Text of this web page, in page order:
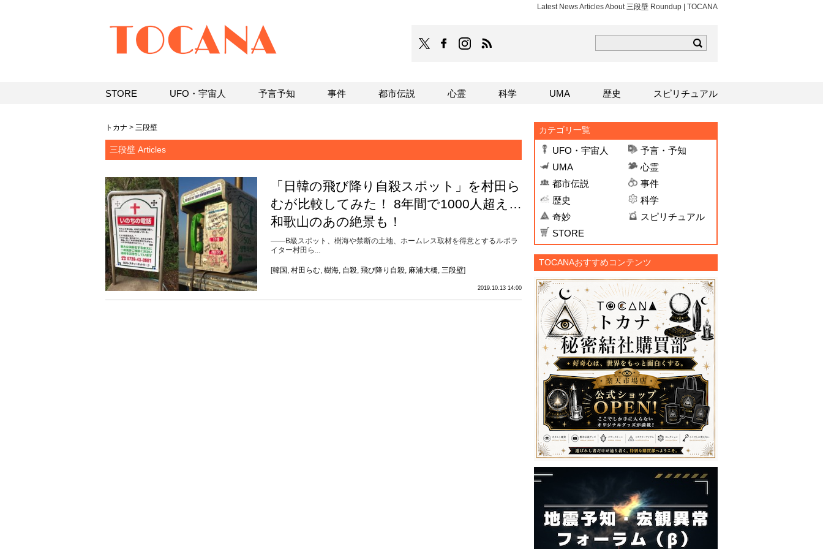
Latest News Articles About 三段壁 Roundup | TOCANA
TOCANAのFacebookはこちら
TOCANAのinstagramはこちら
トカナ > 三段壁
三段壁 Articles
「日韓の飛び降り自殺スポット」を村田ら
むが比較してみた！ 8年間で1000人超え…
和歌山のあの絶景も！
――B級スポット、樹海や禁断の土地、ホームレス取材を得意とするルポラ
イター村田ら...
[韓国 , 村田らむ, 樹海, 自殺, 飛び降り自殺, 麻浦大橋, 三段壁]
2019.10.13 14:00
カテゴリ一覧
UFO・宇宙人
予言・予知
UMA
心霊
都市伝説
事件
歴史
科学
奇妙
スピリチュアル
STORE
TOCANAおすすめコンテンツ
STORE UFO・宇宙人 予言予知 事件 都市伝説 心霊 科学 UMA 歴史 スピリチュアル